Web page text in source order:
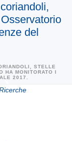
del
STELLE
HA MONITORATO I
2017.